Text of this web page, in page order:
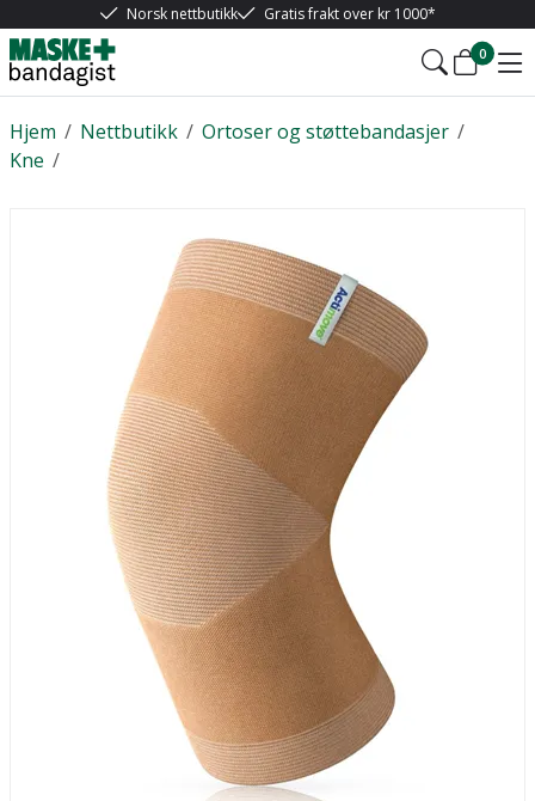
Norsk nettbutikk Gratis frakt over kr 1000*
0
/
Hjem /
Nettbutikk /
Ortoser og støttebandasjer
/
Kne